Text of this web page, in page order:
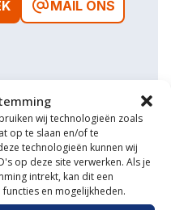
wij technologieën zoals
op te slaan en/of te
technologieën kunnen wij
op deze site verwerken. Als je
intrekt, kan dit een
en mogelijkheden.
MAIL ONS